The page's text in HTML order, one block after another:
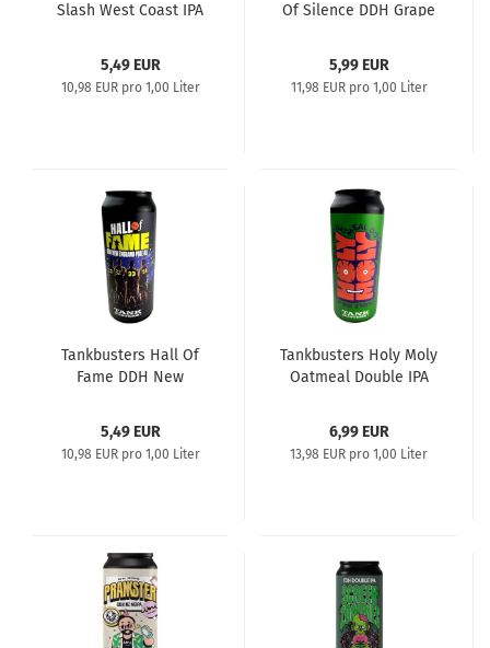
Slash West Coast IPA
5,49 EUR
10,98 EUR pro 1,00 Liter
Of Silence DDH Grape
5,99 EUR
11,98 EUR pro 1,00 Liter
Tankbusters Hall Of
Fame DDH New
5,49 EUR
10,98 EUR pro 1,00 Liter
Tankbusters Holy Moly
Oatmeal Double IPA
6,99 EUR
13,98 EUR pro 1,00 Liter